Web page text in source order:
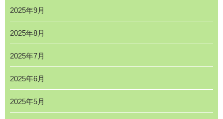
2025年9月
2025年8月
2025年7月
2025年6月
2025年5月